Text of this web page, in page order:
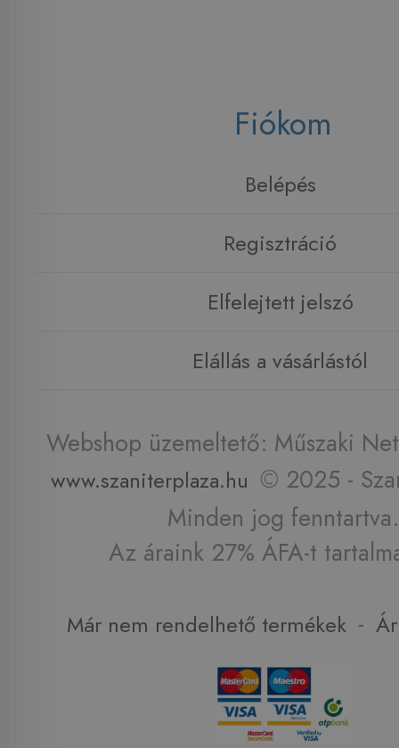
Fiókom
Belépés
Regisztráció
Elfelejtett jelszó
Elállás a vásárlástól
Webshop üzemeltető: Műszaki
www.szaniterplaza.hu © 2025 -
Minden jog fenntartva.
Az áraink 27% ÁFA-t
Már nem rendelhető termékek -